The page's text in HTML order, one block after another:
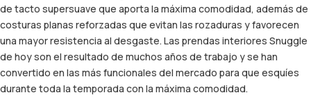
de tacto supersuave que aporta la máxima comodidad, además de
costuras planas reforzadas que evitan las rozaduras y favorecen
una mayor resistencia al desgaste. Las prendas interiores Snuggle
de hoy son el resultado de muchos años de trabajo y se han
convertido en las más funcionales del mercado para que esquíes
durante toda la temporada con la máxima comodidad.